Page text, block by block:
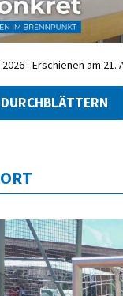
- Erschienen am 21.
DURCHBLÄTTERN